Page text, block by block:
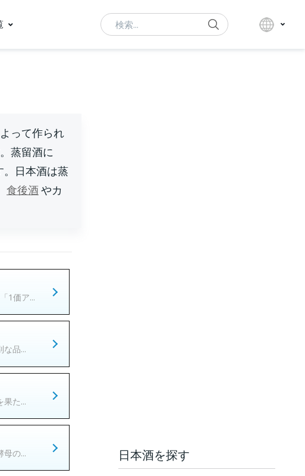
Search
って作られ
蒸留酒に
。日本酒は蒸
食後酒 やカ
1価ア...
品...
た...
の... 日本酒を探す